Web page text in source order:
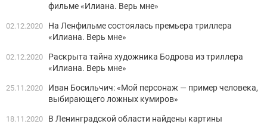
фильме «Илиана. Верь мне»
02.12.2020
На Ленфильме состоялась премьера триллера
«Илиана. Верь мне»
02.12.2020
Раскрыта тайна художника Бодрова из триллера
«Илиана. Верь мне»
25.11.2020
Иван Босильчич: «Мой персонаж — пример человека,
выбирающего ложных кумиров»
18.11.2020
В Ленинградской области найдены картины